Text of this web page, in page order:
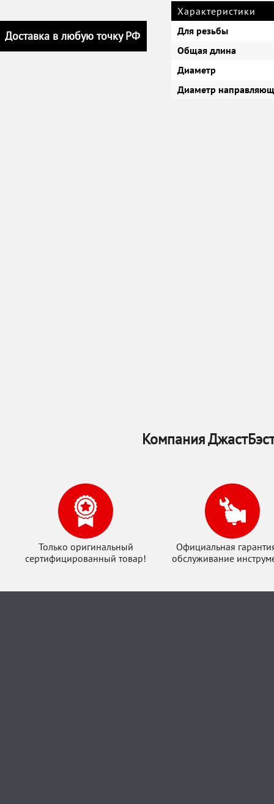
Доставка в любую точку РФ
Характеристики
Для резьбы
Общая длина
Диаметр
Диаметр
Компания
Только оригинальный
сертифицированный товар!
Официальная
обслуживание